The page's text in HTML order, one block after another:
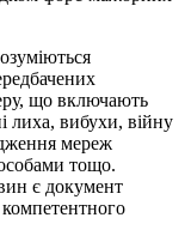
що включають
лиха, вибухи, війну
мереж
тощо.
є документ